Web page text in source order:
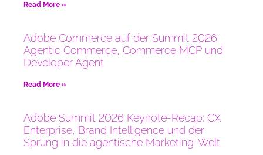
Read More »
Adobe Commerce auf der Summit 2026:
Agentic Commerce, Commerce MCP und
Developer Agent
Read More »
Adobe Summit 2026 Keynote-Recap: CX
Enterprise, Brand Intelligence und der
Sprung in die agentische Marketing-Welt